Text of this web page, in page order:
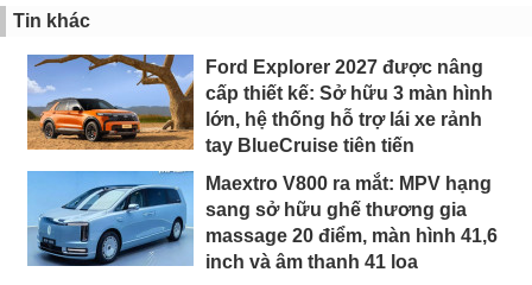
Tin khác
Ford Explorer 2027 được nâng
cấp thiết kế: Sở hữu 3 màn hình
lớn, hệ thống hỗ trợ lái xe rảnh
tay BlueCruise tiên tiến
Maextro V800 ra mắt: MPV hạng
sang sở hữu ghế thương gia
massage 20 điểm, màn hình 41,6
inch và âm thanh 41 loa